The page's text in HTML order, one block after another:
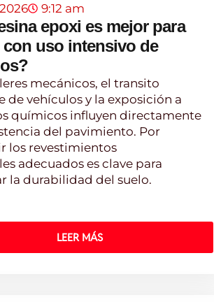
9:12 am
epoxi es mejor para
con uso intensivo de
mecánicos, el transito
de vehículos y la exposición a
químicos influyen directamente
del pavimiento. Por
los revestimientos
adecuados es clave para
la durabilidad del suelo.
LEER MÁS